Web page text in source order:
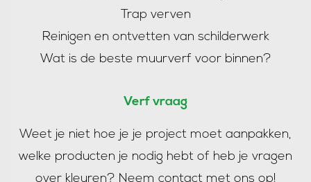
Trap verven
Reinigen en ontvetten van schilderwerk
Wat is de beste muurverf voor binnen?
Verf vraag
Weet je niet hoe je je project moet aanpakken,
welke producten je nodig hebt of heb je vragen
over kleuren? Neem contact met ons op!